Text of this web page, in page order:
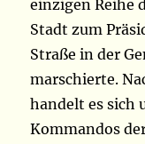
einzigen Reihe
Stadt zum
Straße in der
marschierte.
handelt es sich
Kommandos